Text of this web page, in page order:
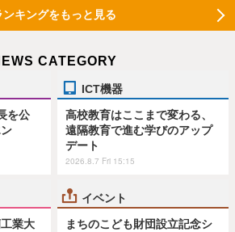
ンキングをもっと見る
CATEGORY
を公
ICT機器
高校教育はここまで変わる、
遠隔教育で進む学びのアップ
デート
2026.8.7 Fri 15:15
業大
イベント
まちのこども財団設立記念シ